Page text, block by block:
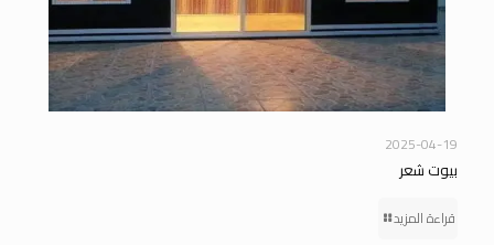
2025-04-19
بيوت شعر
قراءة المزيد